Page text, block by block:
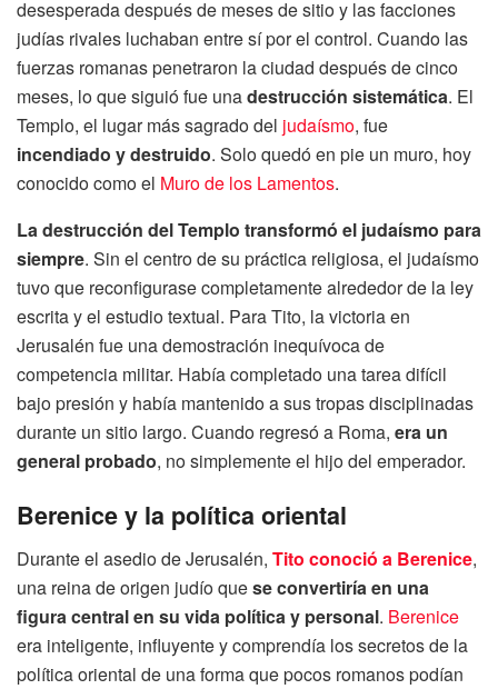
desesperada después de meses de sitio y las facciones
judías rivales luchaban entre sí por el control. Cuando las
fuerzas romanas penetraron la ciudad después de cinco
meses, lo que siguió fue unadestrucción sistemática. El
Templo, el lugar más sagrado del judaísmo, fue
incendiado y destruido. Solo quedó en pie un muro, hoy
conocido como el Muro de los Lamentos.
La destrucción del Templo transformó el judaísmo para
siempre. Sin el centro de su práctica religiosa, el judaísmo
tuvo que reconfigurase completamente alrededor de la ley
escrita y el estudio textual. Para Tito, la victoria en
Jerusalén fue una demostración inequívoca de
competencia militar. Había completado una tarea difícil
bajo presión y había mantenido a sus tropas disciplinadas
durante un sitio largo. Cuando regresó a Roma, era un
general probado, no simplemente el hijo del emperador.
Berenice y la política oriental
Durante el asedio de Jerusalén, Tito conoció a Berenice,
una reina de origen judío quese convertiría en una
figura central en su vida política y personal. Berenice
era inteligente, influyente y comprendía los secretos de la
política oriental de una forma que pocos romanos podían